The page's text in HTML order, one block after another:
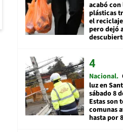
acabó con
plásticas
el
pero dejó
Nacional
luz en
sábado 8
Estas son
comunas
hasta por